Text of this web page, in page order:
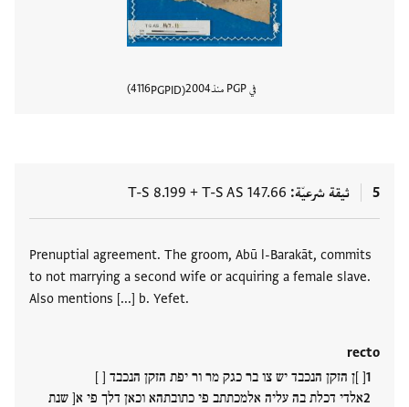
في PGP منذ 2004
PGPID
4116
5 ثيقة شرعيّة T-S AS 147.66
+
T-S 8.199
Prenuptial agreement. The groom, Abū l-Barakāt, commits
to not marrying a second wife or acquiring a female slave.
Also mentions [...] b. Yefet.
recto
[ ]ן הזקן הנכבד יש צו בר כגק מר ור יפת הזקן הנכבד [ ]
אלדי דכלת בה עליה אלמכתתב פי כתובתהא וכאן דלך פי א[ שנת